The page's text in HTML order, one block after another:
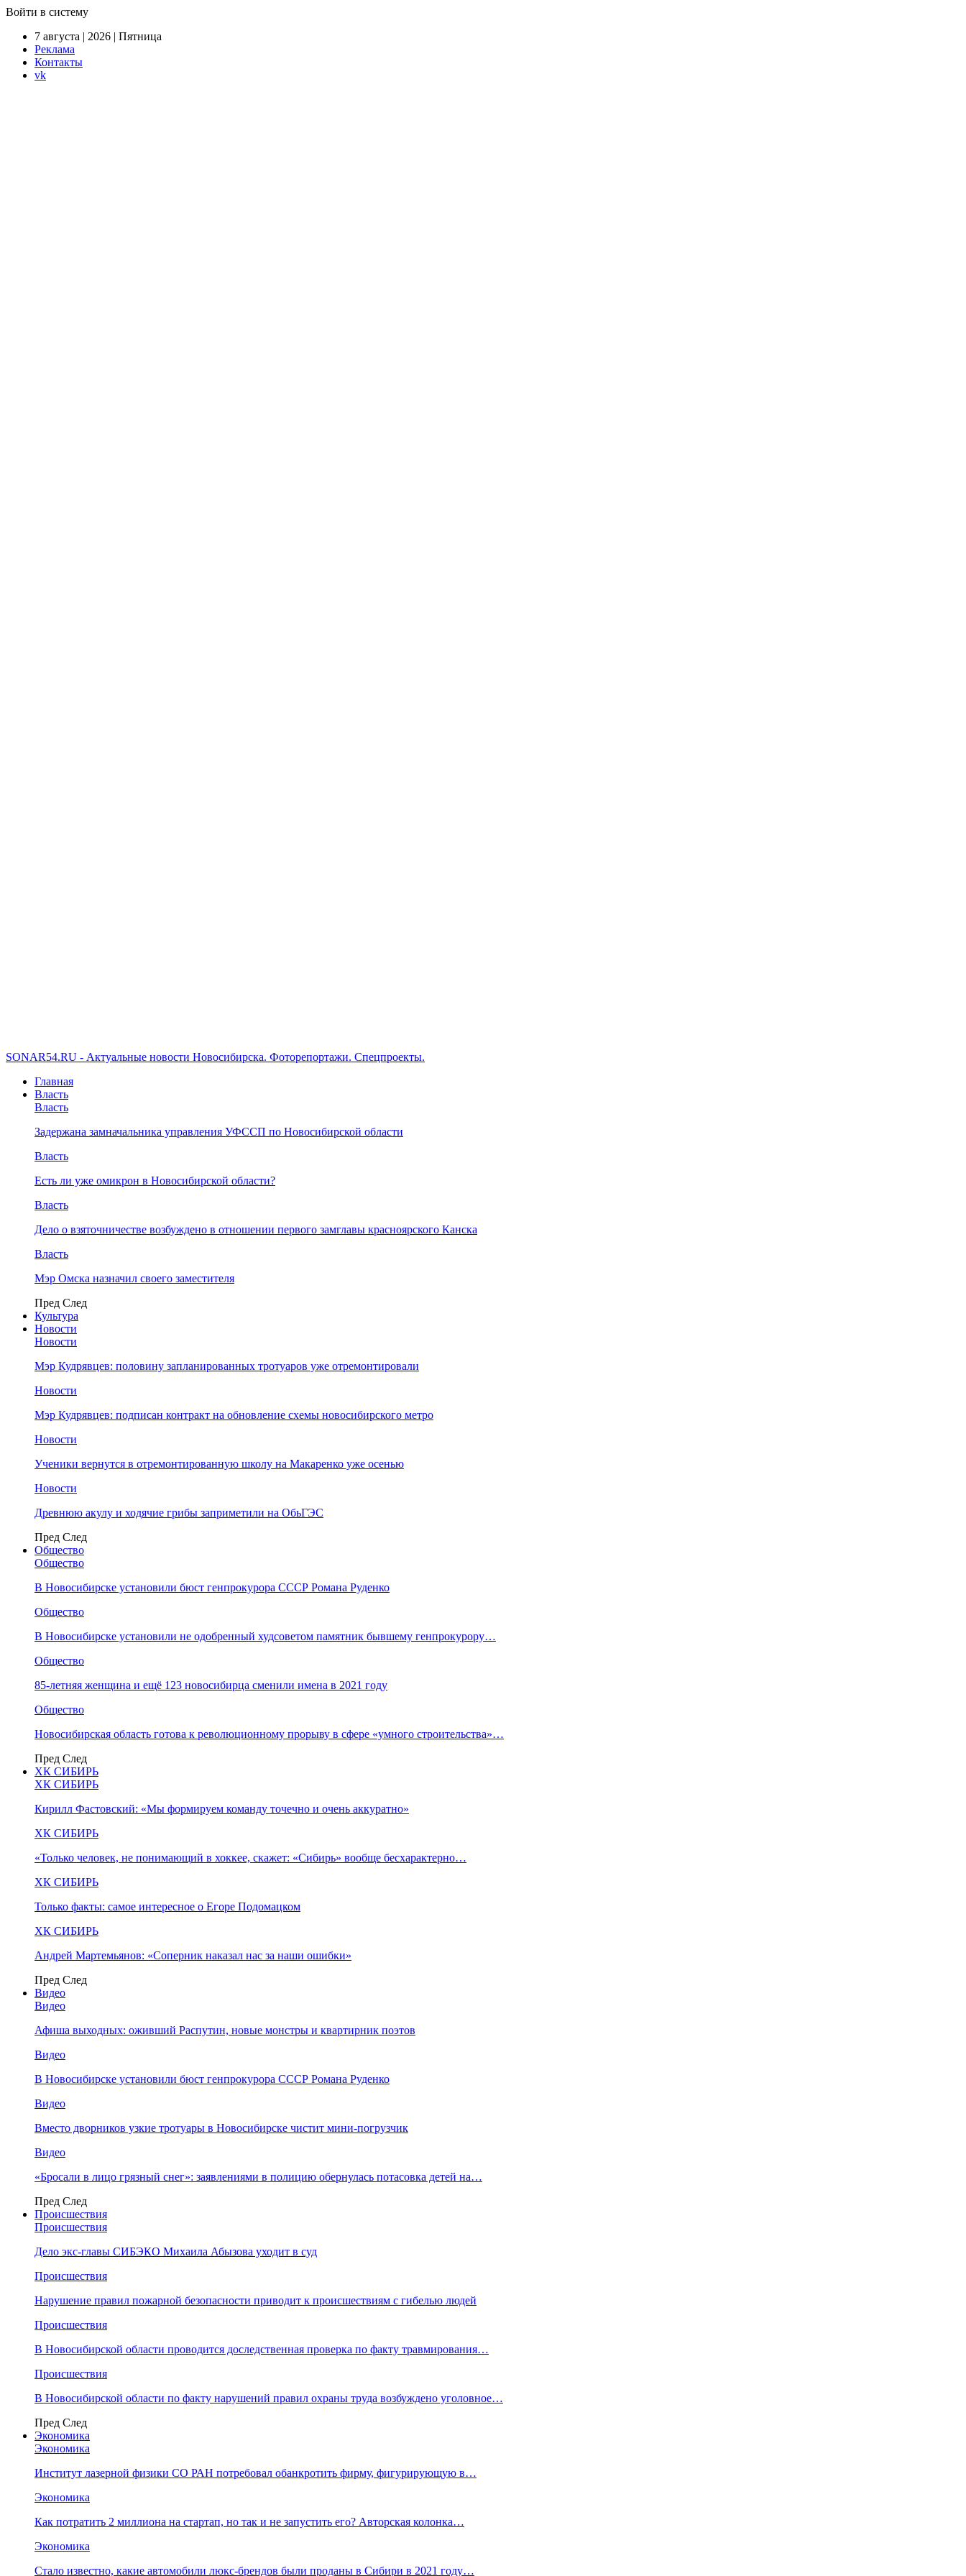
Войти в систему
7 августа | 2026 | Пятница
Реклама
Контакты
vk
SONAR54.RU - Актуальные новости Новосибирска. Фоторепортажи. Спецпроекты.
Главная
Власть
Власть
Задержана замначальника управления УФССП по Новосибирской области
Власть
Есть ли уже омикрон в Новосибирской области?
Власть
Дело о взяточничестве возбуждено в отношении первого замглавы красноярского Канска
Власть
Мэр Омска назначил своего заместителя
Пред След
Культура
Новости
Новости
Мэр Кудрявцев: половину запланированных тротуаров уже отремонтировали
Новости
Мэр Кудрявцев: подписан контракт на обновление схемы новосибирского метро
Новости
Ученики вернутся в отремонтированную школу на Макаренко уже осенью
Новости
Древнюю акулу и ходячие грибы заприметили на ОбьГЭС
Пред След
Общество
Общество
В Новосибирске установили бюст генпрокурора СССР Романа Руденко
Общество
В Новосибирске установили не одобренный худсоветом памятник бывшему генпрокурору…
Общество
85-летняя женщина и ещё 123 новосибирца сменили имена в 2021 году
Общество
Новосибирская область готова к революционному прорыву в сфере «умного строительства»…
Пред След
ХК СИБИРЬ
ХК СИБИРЬ
Кирилл Фастовский: «Мы формируем команду точечно и очень аккуратно»
ХК СИБИРЬ
«Только человек, не понимающий в хоккее, скажет: «Сибирь» вообще бесхарактерно…
ХК СИБИРЬ
Только факты: самое интересное о Егоре Подомацком
ХК СИБИРЬ
Андрей Мартемьянов: «Соперник наказал нас за наши ошибки»
Пред След
Видео
Видео
Афиша выходных: оживший Распутин, новые монстры и квартирник поэтов
Видео
В Новосибирске установили бюст генпрокурора СССР Романа Руденко
Видео
Вместо дворников узкие тротуары в Новосибирске чистит мини-погрузчик
Видео
«Бросали в лицо грязный снег»: заявлениями в полицию обернулась потасовка детей на…
Пред След
Происшествия
Происшествия
Дело экс-главы СИБЭКО Михаила Абызова уходит в суд
Происшествия
Нарушение правил пожарной безопасности приводит к происшествиям с гибелью людей
Происшествия
В Новосибирской области проводится доследственная проверка по факту травмирования…
Происшествия
В Новосибирской области по факту нарушений правил охраны труда возбуждено уголовное…
Пред След
Экономика
Экономика
Институт лазерной физики СО РАН потребовал обанкротить фирму, фигурирующую в…
Экономика
Как потратить 2 миллиона на стартап, но так и не запустить его? Авторская колонка…
Экономика
Стало известно, какие автомобили люкс-брендов были проданы в Сибири в 2021 году…